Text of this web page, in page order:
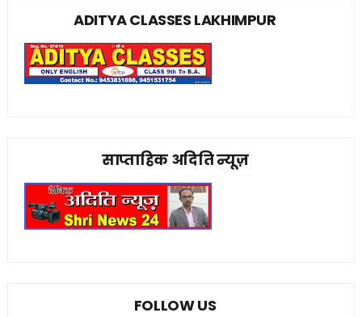
ADITYA CLASSES LAKHIMPUR
साप्ताहिक अदिति न्यूज़
FOLLOW US